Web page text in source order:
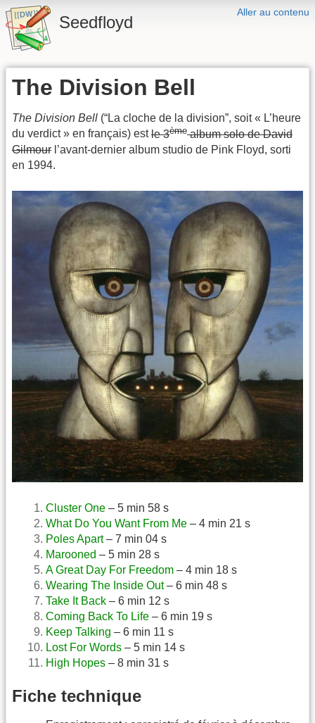
Aller au contenu
Seedfloyd
The Division Bell
The Division Bell (“La cloche de la division”, soit « L’heure
du verdict » en français) estle 3èmealbum solo de David
Gilmour l’avant-dernier album studio de Pink Floyd, sorti
en 1994.
Cluster One – 5 min 58 s
What Do You Want From Me – 4 min 21 s
Poles Apart– 7 min 04 s
Marooned – 5 min 28 s
A Great Day For Freedom – 4 min 18 s
Wearing The Inside Out– 6 min 48 s
Take It Back – 6 min 12 s
Coming Back To Life – 6 min 19 s
Keep Talking – 6 min 11 s
Lost For Words – 5 min 14 s
High Hopes – 8 min 31 s
Fiche technique